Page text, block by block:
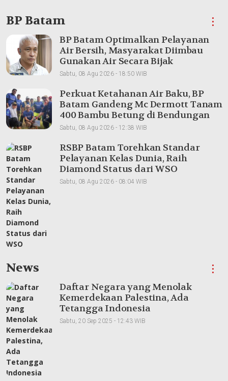
BP Batam ⋮
BP Batam Optimalkan Pelayanan
Air Bersih, Masyarakat Diimbau
Gunakan Air Secara Bijak
Sabtu, 08 Agu 2026 - 18:50 WIB
Perkuat Ketahanan Air Baku, BP
Batam Gandeng Mc Dermott Tanam
400 Bambu Betung di Bendungan
Sei Nongsa
Sabtu, 08 Agu 2026 - 12:38 WIB
RSBP Batam Torehkan Standar
Pelayanan Kelas Dunia, Raih
Diamond Status dari WSO
Sabtu, 08 Agu 2026 - 08:04 WIB
News ⋮
Daftar Negara yang Menolak
Kemerdekaan Palestina, Ada
Tetangga Indonesia
Sabtu, 20 Sep 2025 - 12:43 WIB